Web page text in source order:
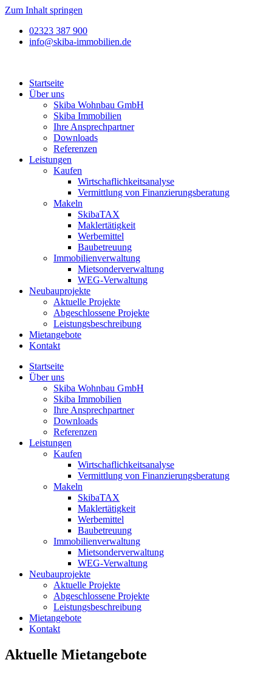
Zum Inhalt springen
02323 387 900
info@skiba-immobilien.de
Startseite
Über uns
Skiba Wohnbau GmbH
Skiba Immobilien
Ihre Ansprechpartner
Downloads
Referenzen
Leistungen
Kaufen
Wirtschaflichkeitsanalyse
Vermittlung von Finanzierungsberatung
Makeln
SkibaTAX
Maklertätigkeit
Werbemittel
Baubetreuung
Immobilienverwaltung
Mietsonderverwaltung
WEG-Verwaltung
Neubauprojekte
Aktuelle Projekte
Abgeschlossene Projekte
Leistungsbeschreibung
Mietangebote
Kontakt
Startseite
Über uns
Skiba Wohnbau GmbH
Skiba Immobilien
Ihre Ansprechpartner
Downloads
Referenzen
Leistungen
Kaufen
Wirtschaflichkeitsanalyse
Vermittlung von Finanzierungsberatung
Makeln
SkibaTAX
Maklertätigkeit
Werbemittel
Baubetreuung
Immobilienverwaltung
Mietsonderverwaltung
WEG-Verwaltung
Neubauprojekte
Aktuelle Projekte
Abgeschlossene Projekte
Leistungsbeschreibung
Mietangebote
Kontakt
Aktuelle Mietangebote